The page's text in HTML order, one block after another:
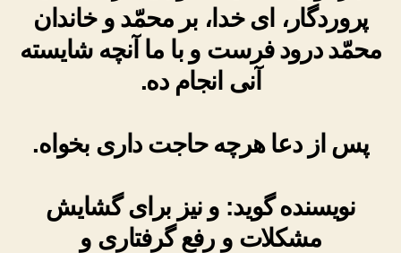
پروردگار، ای خدا، بر محمّد و خاندان
محمّد درود فرست و با ما آنچه شایسته
آنی انجام ده.
پس از دعا هرچه حاجت دارى بخواه.
نویسنده گوید: و نیز برای گشایش
مشکلات و رفع گرفتاری و